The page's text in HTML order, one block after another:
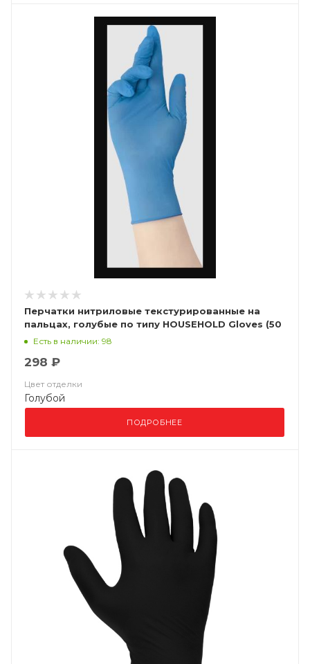
Перчатки нитриловые текстурированные на
пальцах, голубые по типу HOUSEHOLD Gloves (50
пар), Калибр Libry
Есть в наличии: 98
298 ₽
Цвет отделки
Голубой
ПОДРОБНЕЕ